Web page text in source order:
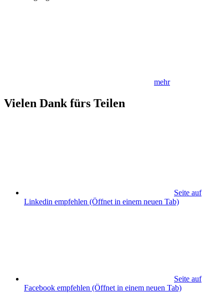
mehr
Vielen Dank fürs Teilen
Seite auf
Linkedin empfehlen (Öffnet in einem neuen Tab)
Seite auf
Facebook empfehlen (Öffnet in einem neuen Tab)